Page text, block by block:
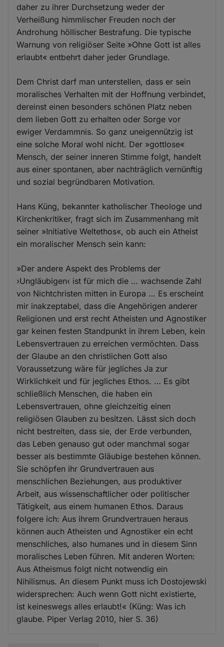
daher zu ihrer Durchsetzung weder der
Verheißung himmlischer Freuden noch der
Androhung höllischer Bestrafung. Die typische
Warnung von religiöser Seite »Ohne Gott ist alles
erlaubt« entbehrt daher jeder Grundlage.
Dem Christ darf man unterstellen, dass er sein
moralisches Verhalten mit der Hoffnung verbindet,
dereinst einen besonders schönen Platz neben
dem lieben Gott zu erhalten oder Sorge vor
ewiger Verdammnis. So ganz uneigennützig ist
eine solche Moral wohl nicht. Der »gottlose«
Mensch, der seiner inneren Stimme folgt, handelt
aus einer spontanen, aber nachträglich vernünftig
und sozial begründbaren Motivation.
Hans Küng, bekannter katholischer Theologe und
Kirchenkritiker, fragt sich im Zusammenhang mit
seiner »Initiative Weltethos«, ob auch ein Atheist
ein moralischer Mensch sein kann:
»Der andere Aspekt des Problems der
›Ungläubigen‹ ist für mich die … wachsende Zahl
von Nichtchristen mitten in Europa … Es erscheint
mir inakzeptabel, dass die Angehörigen anderer
Religionen und erst recht Atheisten und Agnostiker
gar keinen festen Standpunkt in ihrem Leben, kein
Lebensvertrauen zu erreichen vermöchten. Dass
der Glaube an den christlichen Gott also
Voraussetzung wäre für jegliches Ja zur
Wirklichkeit und für jegliches Ethos. … Es gibt
schließlich Menschen, die haben ein
Lebensvertrauen, ohne gleichzeitig einen
religiösen Glauben zu besitzen. Lässt sich doch
nicht bestreiten, dass sie, der Erde verbunden,
das Leben genauso gut oder manchmal sogar
besser als bestimmte Gläubige bestehen können.
Sie schöpfen ihr Grundvertrauen aus
menschlichen Beziehungen, aus produktiver
Arbeit, aus wissenschaftlicher oder politischer
Tätigkeit, aus einem humanen Ethos. Daraus
folgere ich: Aus ihrem Grundvertrauen heraus
können auch Atheisten und Agnostiker ein echt
menschliches, also humanes und in diesem Sinn
moralisches Leben führen. Mit anderen Worten:
Aus Atheismus folgt nicht notwendig ein
Nihilismus. An diesem Punkt muss ich Dostojewski
widersprechen: Auch wenn Gott nicht existierte,
ist keineswegs alles erlaubt!« (Küng: Was ich
glaube. Piper Verlag 2010, hier S. 36)